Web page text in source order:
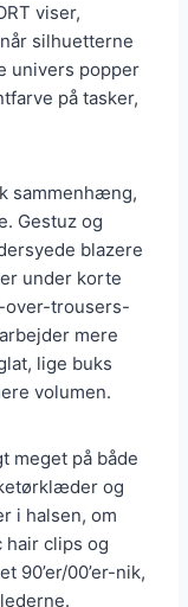
viser,
silhuetterne
univers popper
på tasker,
sammenhæng,
Gestuz og
blazere
under korte
over-trousers-
mere
lige buks
volumen.
meget på både
og
i halsen, om
hair clips og
90’er/00’er-nik,